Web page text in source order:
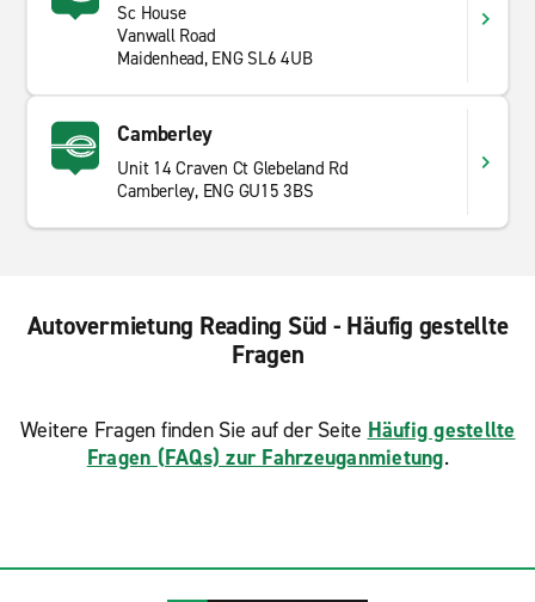
Sc House
Vanwall Road
Maidenhead, ENG SL6 4UB
Camberley
Unit 14 Craven Ct Glebeland Rd
Camberley, ENG GU15 3BS
Autovermietung Reading Süd - Häufig gestellte
Fragen
Weitere Fragen finden Sie auf der Seite Häufig gestellte
Fragen (FAQs) zur Fahrzeuganmietung.